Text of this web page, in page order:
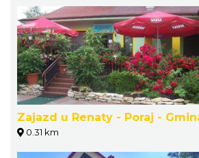
Zajazd u Renaty - Poraj -
0.31 km